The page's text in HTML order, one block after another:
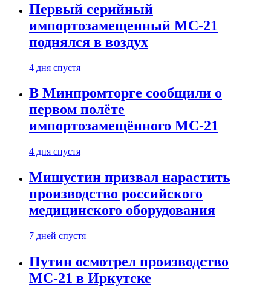
Первый серийный
импортозамещенный МС-21
поднялся в воздух
4 дня спустя
В Минпромторге сообщили о
первом полёте
импортозамещённого МС-21
4 дня спустя
Мишустин призвал нарастить
производство российского
медицинского оборудования
7 дней спустя
Путин осмотрел производство
МС-21 в Иркутске